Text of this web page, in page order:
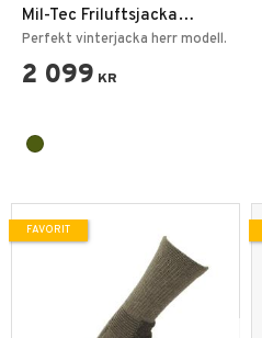
Mil-Tec Friluftsjacka
Vattentät Fleece Foder
Perfekt vinterjacka herr modell.
2 099 KR
FAVORIT